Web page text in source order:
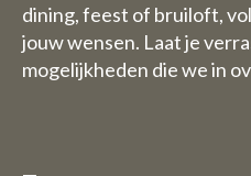
dining, feest of bruiloft,
jouw wensen. Laat je
mogelijkheden die we in